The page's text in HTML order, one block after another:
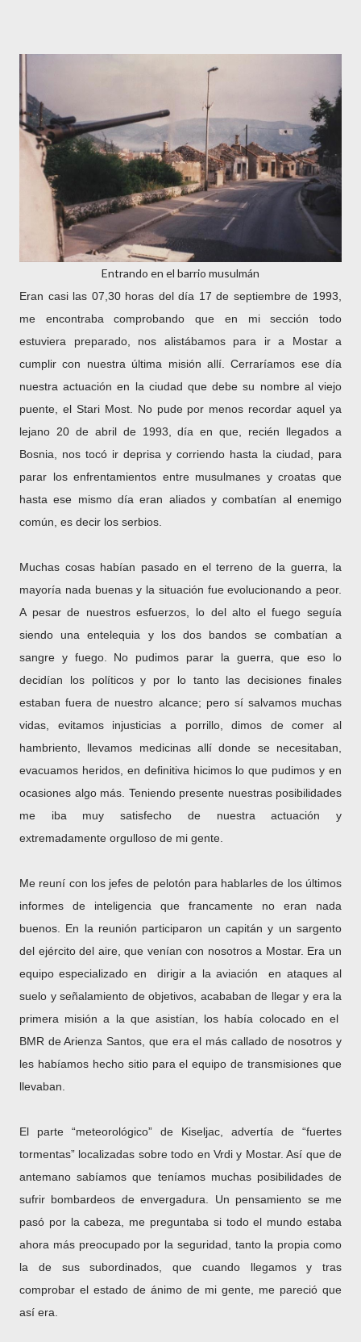
Entrando en el barrio musulmán
Eran casi las 07,30 horas del día 17 de septiembre de 1993,
me encontraba comprobando que en mi sección todo
estuviera preparado, nos alistábamos para ir a Mostar a
cumplir con nuestra última misión allí. Cerraríamos ese día
nuestra actuación en la ciudad que debe su nombre al viejo
puente, el Stari Most. No pude por menos recordar aquel ya
lejano 20 de abril de 1993, día en que, recién llegados a
Bosnia, nos tocó ir deprisa y corriendo hasta la ciudad, para
parar los enfrentamientos entre musulmanes y croatas que
hasta ese mismo día eran aliados y combatían al enemigo
común, es decir los serbios.
Muchas cosas habían pasado en el terreno de la guerra, la
mayoría nada buenas y la situación fue evolucionando a peor.
A pesar de nuestros esfuerzos, lo del alto el fuego seguía
siendo una entelequia y los dos bandos se combatían a
sangre y fuego. No pudimos parar la guerra, que eso lo
decidían los políticos y por lo tanto las decisiones finales
estaban fuera de nuestro alcance; pero sí salvamos muchas
vidas, evitamos injusticias a porrillo, dimos de comer al
hambriento, llevamos medicinas allí donde se necesitaban,
evacuamos heridos, en definitiva hicimos lo que pudimos y en
ocasiones algo más. Teniendo presente nuestras posibilidades
me iba muy satisfecho de nuestra actuación y
extremadamente orgulloso de mi gente.
Me reuní con los jefes de pelotón para hablarles de los últimos
informes de inteligencia que francamente no eran nada
buenos. En la reunión participaron un capitán y un sargento
del ejército del aire, que venían con nosotros a Mostar. Era un
equipo especializado en dirigir a la aviación en ataques al
suelo y señalamiento de objetivos, acababan de llegar y era la
primera misión a la que asistían, los había colocado en el
BMR de Arienza Santos, que era el más callado de nosotros y
les habíamos hecho sitio para el equipo de transmisiones que
llevaban.
El parte “meteorológico” de Kiseljac, advertía de “fuertes
tormentas” localizadas sobre todo en Vrdi y Mostar. Así que de
antemano sabíamos que teníamos muchas posibilidades de
sufrir bombardeos de envergadura. Un pensamiento se me
pasó por la cabeza, me preguntaba si todo el mundo estaba
ahora más preocupado por la seguridad, tanto la propia como
la de sus subordinados, que cuando llegamos y tras
comprobar el estado de ánimo de mi gente, me pareció que
así era.